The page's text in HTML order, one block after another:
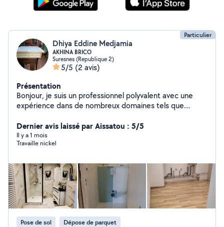
Particulier
Dhiya Eddine Medjamia
AKHINA BRICO
Suresnes (Republique 2)
5/5 (2 avis)
Présentation
Bonjour, je suis un professionnel polyvalent avec une
expérience dans de nombreux domaines tels que
peinture, la menuiserie, la pose de carrelage,
l'aménagement de cuisines équipées, de salles de bains,
de dressings, de volets roulants, et bien plus encore. Je
suis passionné par le bricolage. N'hésitez pas à me
solliciter si vous avez besoin d'aide ou de conseils pour
vos projets. Je suis là pour rendre service et vous
accompagner dans l'achat et la réalisation de vos idées.
Dernier avis laissé par Aissatou : 5/5
Il y a 1 mois
Travaille nickel
Pose de sol Dépose de parquet